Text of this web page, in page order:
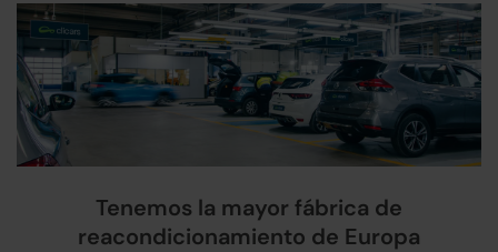
Tenemos la mayor fábrica de
reacondicionamiento de Europa